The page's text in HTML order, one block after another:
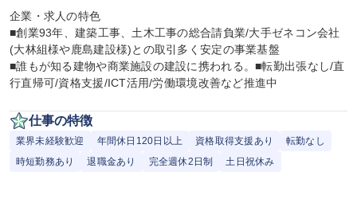
企業・求人の特色
■創業93年、建築工事、土木工事の総合請負業/大手ゼネコン会社
(大林組様や鹿島建設様)との取引多く安定の事業基盤
■誰もが知る建物や商業施設の建設に携われる。■転勤出張なし/直
行直帰可/資格支援/ICT活用/労働環境改善など推進中
仕事の特徴
業界未経験歓迎 年間休日120日以上 資格取得支援あり
転勤なし
時短勤務あり
退職金あり 完全週休2日制 土日祝休み